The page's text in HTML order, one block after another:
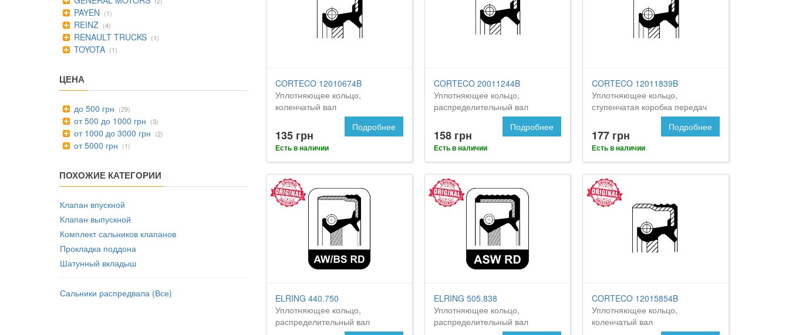
PAYEN (1)
REINZ (4)
RENAULT TRUCKS (1)
TOYOTA (1)
ЦЕНА
до 500 грн (29)
от 500 до 1000 грн (3)
от 1000 до 3000 грн (2)
от 5000 грн (1)
ПОХОЖИЕ КАТЕГОРИИ
Клапан впускной
Клапан выпускной
Комплект сальников клапанов
Прокладка поддона
Шатунный вкладыш
Сальники распредвала (Все)
CORTECO 12010674B
Уплотняющее кольцо,
коленчатый вал
135 грн
Есть в наличии
Подробнее
CORTECO 20011244B
Уплотняющее кольцо,
распределительный вал
158 грн
Есть в наличии
Подробнее
CORTECO 12011839B
Уплотняющее кольцо,
ступенчатая коробка передач
177 грн
Есть в наличии
Подробнее
ELRING 440.750
Уплотняющее кольцо,
распределительный вал
ELRING 505.838
Уплотняющее кольцо,
распределительный вал
CORTECO 12015854B
Уплотняющее кольцо,
коленчатый вал